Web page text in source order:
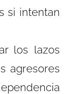
si intentan
los lazos
agresores